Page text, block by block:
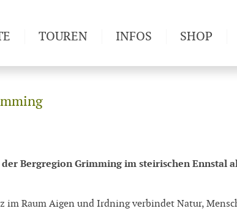
Bergregion Grimming im steirischen Ennstal
im Raum Aigen und Irdning verbindet Natur,
TOUREN INFOS
Newsletter
SHOP